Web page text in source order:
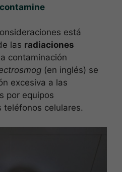
está
las radiaciones
contaminación
(en inglés) se
excesiva a las
por equipos
teléfonos celulares.